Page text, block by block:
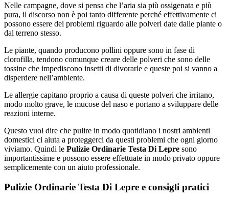
Nelle campagne, dove si pensa che l’aria sia più ossigenata e più
pura, il discorso non è poi tanto differente perché effettivamente ci
possono essere dei problemi riguardo alle polveri date dalle piante o
dal terreno stesso.
Le piante, quando producono pollini oppure sono in fase di
clorofilla, tendono comunque creare delle polveri che sono delle
tossine che impediscono insetti di divorarle e queste poi si vanno a
disperdere nell’ambiente.
Le allergie capitano proprio a causa di queste polveri che irritano,
modo molto grave, le mucose del naso e portano a sviluppare delle
reazioni interne.
Questo vuol dire che pulire in modo quotidiano i nostri ambienti
domestici ci aiuta a proteggerci da questi problemi che ogni giorno
viviamo. Quindi le Pulizie Ordinarie Testa Di Lepre sono
importantissime e possono essere effettuate in modo privato oppure
semplicemente con un aiuto professionale.
Pulizie Ordinarie Testa Di Lepre e consigli pratici